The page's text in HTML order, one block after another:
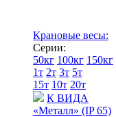
Крановые весы:
Серии:
50кг 100кг 150кг
1т 2т 3т 5т
15т 10т 20т
К ВИДА
«Металл» (IP 65)